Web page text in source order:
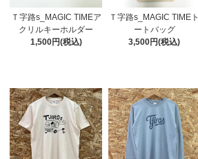
Ｔ字路s_MAGIC TIMEア
クリルキーホルダー
1,500円(税込)
Ｔ字路s_MAGIC TIMEト
ートバッグ
3,500円(税込)